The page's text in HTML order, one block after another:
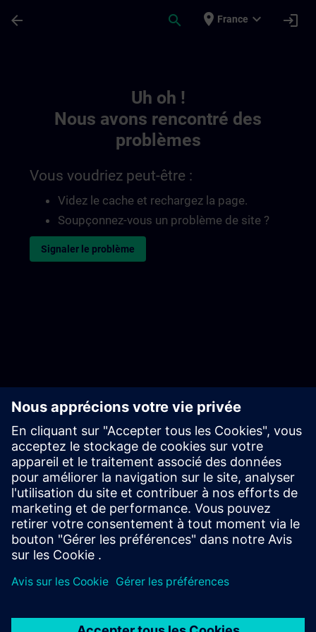
arrow_back search place France expand_more login
Uh oh !
Nous avons rencontré des
problèmes
Vous voudriez peut-être :
Videz le cache et rechargez la page.
Soupçonnez-vous un problème de site ?
Signaler le problème